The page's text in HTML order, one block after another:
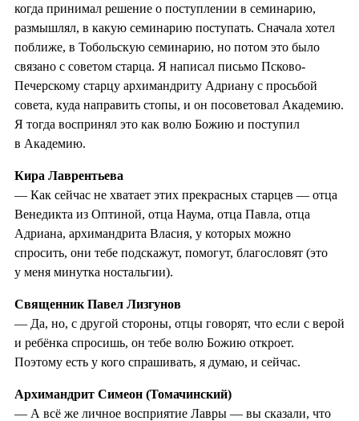
когда принимал решение о поступлении в семинарию,
размышлял, в какую семинарию поступать. Сначала хотел
поближе, в Тобольскую семинарию, но потом это было
связано с советом старца. Я написал письмо Псково-
Печерскому старцу архимандриту Адриану с просьбой
совета, куда направить стопы, и он посоветовал Академию.
Я тогда воспринял это как волю Божию и поступил
в Академию.
Кира Лаврентьева
— Как сейчас не хватает этих прекрасных старцев — отца
Венедикта из Оптиной, отца Наума, отца Павла, отца
Адриана, архимандрита Власия, у которых можно
спросить, они тебе подскажут, помогут, благословят (это
у меня минутка ностальгии).
Священник Павел Лизгунов
— Да, но, с другой стороны, отцы говорят, что если с верой
и ребёнка спросишь, он тебе волю Божию откроет.
Поэтому есть у кого спрашивать, я думаю, и сейчас.
Архимандрит Симеон (Томачинский)
— А всё же личное восприятие Лавры — вы сказали, что